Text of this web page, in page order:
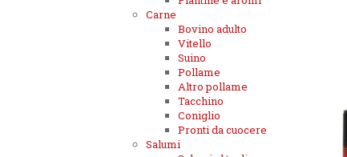
Carne
Bovino adulto
Vitello
Suino
Pollame
Altro pollame
Tacchino
Coniglio
Pronti da cuocere
Salumi